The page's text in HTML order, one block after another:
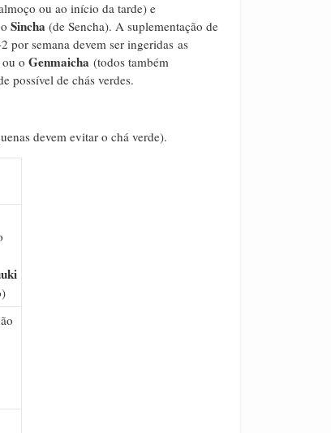
ou ao início da tarde) e
Sincha (de Sencha). A suplementação de
por semana devem ser ingeridas as
ou o Genmaicha (todos também
possível de chás verdes.
devem evitar o chá verde).